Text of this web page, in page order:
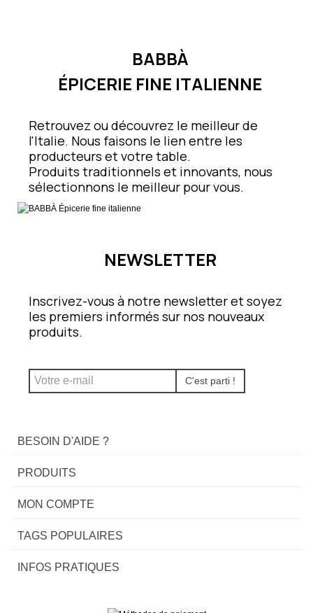
BABBÀ
ÉPICERIE FINE ITALIENNE
Retrouvez ou découvrez le meilleur de
l'Italie. Nous faisons le lien entre les
producteurs et votre table.
Produits traditionnels et innovants, nous
sélectionnons le meilleur pour vous.
NEWSLETTER
Inscrivez-vous à notre newsletter et soyez
les premiers informés sur nos nouveaux
produits.
C'est parti !
BESOIN D'AIDE ?
PRODUITS
MON COMPTE
TAGS POPULAIRES
INFOS PRATIQUES